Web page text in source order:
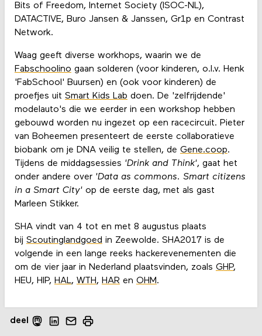
Bits of Freedom, Internet Society (ISOC-NL),
DATACTIVE, Buro Jansen & Janssen, Gr1p en Contrast
Network.
Waag geeft diverse workhops, waarin we de
Fabschoolino gaan solderen (voor kinderen, o.l.v. Henk
'FabSchool' Buursen) en (ook voor kinderen) de
proefjes uit Smart Kids Lab doen. De 'zelfrijdende'
modelauto's die we eerder in een workshop hebben
gebouwd worden nu ingezet op een racecircuit. Pieter
van Boheemen presenteert de eerste collaboratieve
biobank om je DNA veilig te stellen, de Gene.coop.
Tijdens de middagsessies 'Drink and Think', gaat het
onder andere over 'Data as commons. Smart citizens
in a Smart City'op de eerste dag, met als gast
Marleen Stikker.
SHA vindt van 4 tot en met 8 augustus plaats
bij Scoutinglandgoed in Zeewolde. SHA2017 is de
volgende in een lange reeks hackerevenementen die
om de vier jaar in Nederland plaatsvinden, zoals GHP,
HEU, HIP, HAL, WTH, HAR en OHM.
deel